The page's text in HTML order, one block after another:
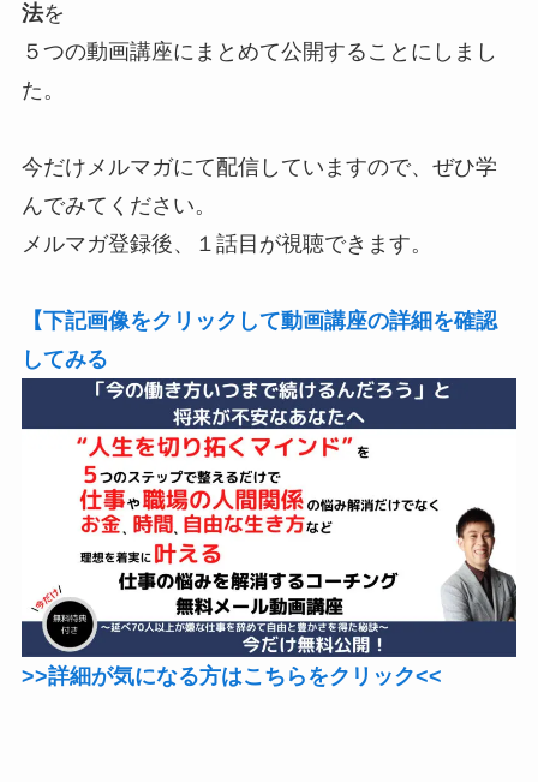
法を
５つの動画講座にまとめて公開することにしまし
た。
今だけメルマガにて配信していますので、ぜひ学
んでみてください。
メルマガ登録後、１話目が視聴できます。
【下記画像をクリックして動画講座の詳細を確認
してみる
>>詳細が気になる方はこちらをクリック<<